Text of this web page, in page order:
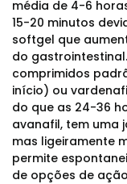
média de 4-6
15-20 minutos
softgel que
do
comprimidos
início) ou
do que as 24-36
avanafil, tem uma
mas ligeiramente
permite
de opções de